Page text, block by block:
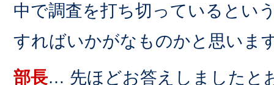
中で調査を打ち切っているとい
すればいかがなものかと思いま
部長… 先ほどお答えしましたと